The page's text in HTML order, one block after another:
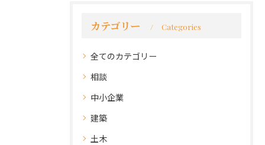
カテゴリー Categories
全てのカテゴリー
相談
中小企業
建築
土木